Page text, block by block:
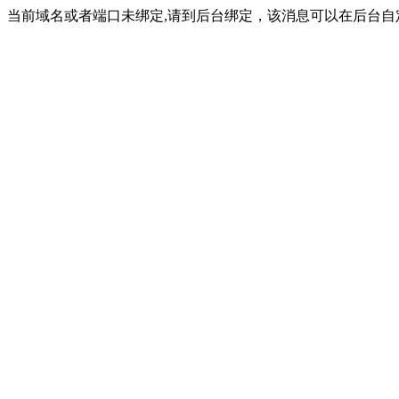
当前域名或者端口未绑定,请到后台绑定，该消息可以在后台自